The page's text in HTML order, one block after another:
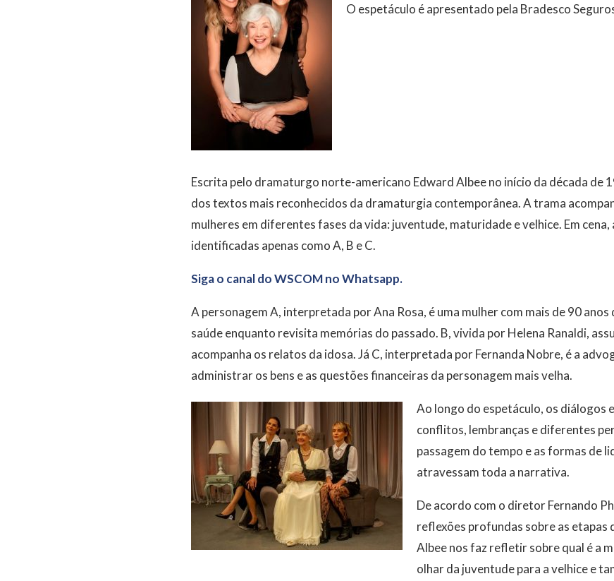
O espetáculo é apresentado pela Bradesco
Escrita pelo dramaturgo norte-americano Edward Albee no início da década de
dos textos mais reconhecidos da dramaturgia contemporânea. A trama
mulheres em diferentes fases da vida: juventude, maturidade e velhice. Em cena,
identificadas apenas como A, B e C.
Siga o canal do WSCOM no Whatsapp.
A personagem A, interpretada por Ana Rosa, é uma mulher com mais de 90
saúde enquanto revisita memórias do passado. B, vivida por Helena Ranaldi,
acompanha os relatos da idosa. Já C, interpretada por Fernanda Nobre, é a
administrar os bens e as questões financeiras da personagem mais velha.
Ao longo do espetáculo, os diálogos
conflitos, lembranças e diferentes
passagem do tempo e as formas de
atravessam toda a narrativa.
De acordo com o diretor Fernando
reflexões profundas sobre as etapas
Albee nos faz refletir sobre qual é a
olhar da juventude para a velhice e